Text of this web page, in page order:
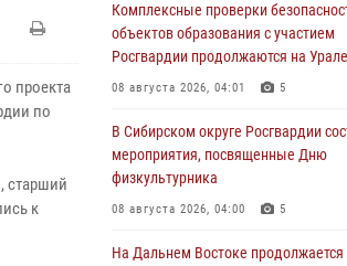
проекта
по
старший
к
Комплексные проверки
объектов образования с участием
Росгвардии продолжаются на Урале
08 августа 2026, 04:01 5
В Сибирском округе Росгвардии
мероприятия, посвященные Дню
физкультурника
08 августа 2026, 04:00 5
На Дальнем Востоке продолжается